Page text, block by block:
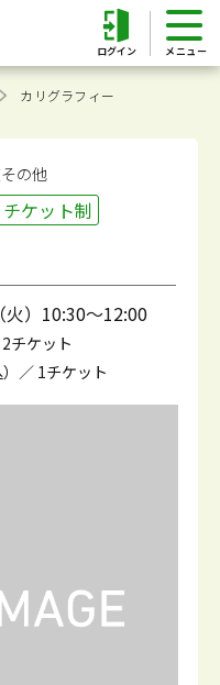
ログイン
カリグラフィー
の他
チケット制
火）10:30～12:00
2チケット
）／ 1チケット